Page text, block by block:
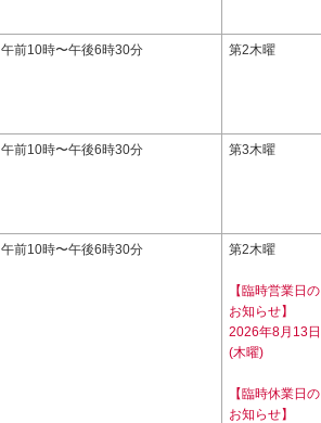
午前10時〜午後6時30分 第2木曜
午前10時〜午後6時30分 第3木曜
午前10時〜午後6時30分 第2木曜
【臨時営業日の
お知らせ】
2026年8月13日
(木曜)
【臨時休業日の
お知らせ】